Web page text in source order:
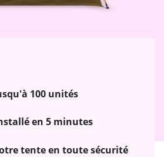
100 unités
en 5 minutes
tente en toute sécurité